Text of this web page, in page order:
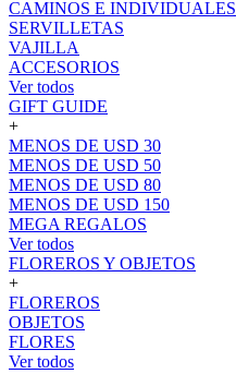
CAMINOS E INDIVIDUALES
SERVILLETAS
VAJILLA
ACCESORIOS
Ver todos
GIFT GUIDE
+
MENOS DE USD 30
MENOS DE USD 50
MENOS DE USD 80
MENOS DE USD 150
MEGA REGALOS
Ver todos
FLOREROS Y OBJETOS
+
FLOREROS
OBJETOS
FLORES
Ver todos